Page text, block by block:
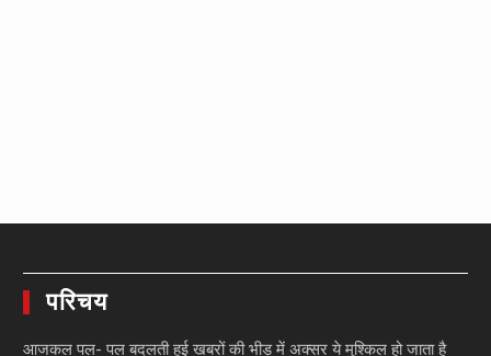
परिचय
आजकल पल- पल बदलती हुई खबरों की भीड़ में अक्सर ये मुश्किल हो जाता है